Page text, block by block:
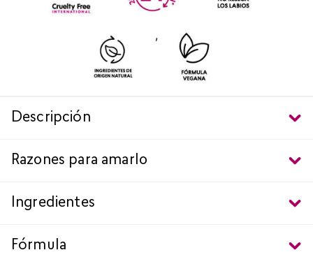
,
Descripción
Razones para amarlo
Ingredientes
Fórmula